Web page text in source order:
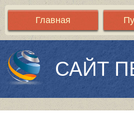
Главная
САЙТ